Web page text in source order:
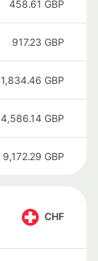
458.61 GBP
917.23 GBP
1,834.46 GBP
4,586.14 GBP
9,172.29 GBP
CHF